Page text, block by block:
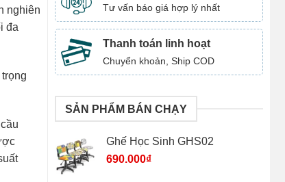
nghiên
đa
Tư vấn báo giá hợp lý nhất
Thanh toán linh hoạt
Chuyển khoản, Ship COD
SẢN PHẨM BÁN CHẠY
Ghế Học Sinh GHS02
690.000₫